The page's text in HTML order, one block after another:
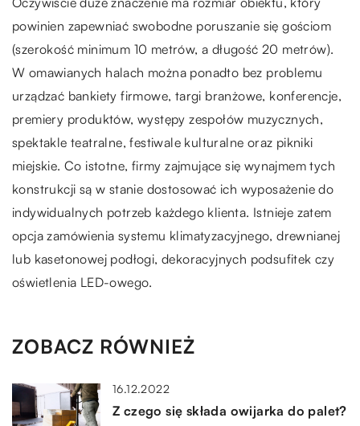
powinien zapewniać swobodne poruszanie się gościom
(szerokość minimum 10 metrów, a długość 20 metrów).
W omawianych halach można ponadto bez problemu
urządzać bankiety firmowe, targi branżowe, konferencje,
premiery produktów, występy zespołów muzycznych,
spektakle teatralne, festiwale kulturalne oraz pikniki
miejskie. Co istotne, firmy zajmujące się wynajmem tych
konstrukcji są w stanie dostosować ich wyposażenie do
indywidualnych potrzeb każdego klienta. Istnieje zatem
opcja zamówienia systemu klimatyzacyjnego, drewnianej
lub kasetonowej podłogi, dekoracyjnych podsufitek czy
oświetlenia LED-owego.
ZOBACZ RÓWNIEŻ
16.12.2022
Z czego się składa owijarka do palet?